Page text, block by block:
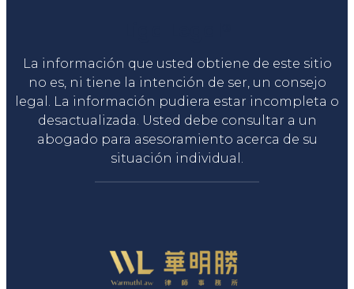
La información que usted obtiene de este sitio
no es, ni tiene la intención de ser, un consejo
legal. La información pudiera estar incompleta o
desactualizada. Usted debe consultar a un
abogado para asesoramiento acerca de su
situación individual.